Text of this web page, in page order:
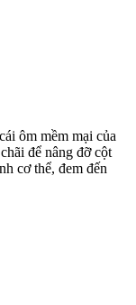
ôm mềm mại của
để nâng đỡ cột
cơ thể, đem đến